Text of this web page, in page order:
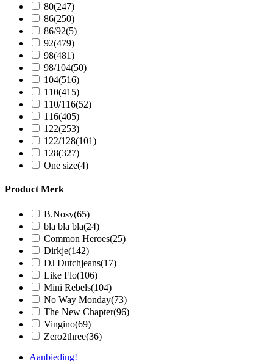
80(247)
86(250)
86/92(5)
92(479)
98(481)
98/104(50)
104(516)
110(415)
110/116(52)
116(405)
122(253)
122/128(101)
128(327)
One size(4)
Product Merk
B.Nosy(65)
bla bla bla(24)
Common Heroes(25)
Dirkje(142)
DJ Dutchjeans(17)
Like Flo(106)
Mini Rebels(104)
No Way Monday(73)
The New Chapter(96)
Vingino(69)
Zero2three(36)
Aanbieding!